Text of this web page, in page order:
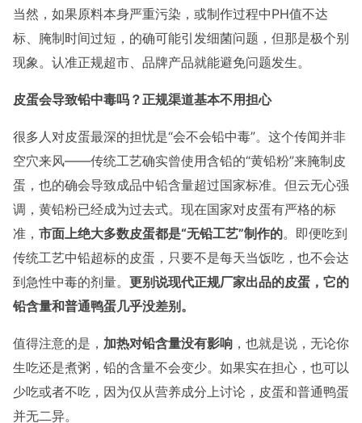
当然，如果原料本身严重污染，或制作过程中PH值不达
标、腌制时间过短，的确可能引发细菌问题，但那是极个别
现象。认准正规超市、品牌产品就能避免问题发生。
皮蛋会导致铅中毒吗？正规渠道基本不用担心
很多人对皮蛋最深的担忧是“会不会铅中毒”。这个传闻并非
空穴来风——传统工艺确实曾使用含铅的“黄铅粉”来腌制皮
蛋，也的确会导致成品中铅含量超过国家标准。但云无心强
调，黄铅粉已经成为过去式。现在国家对皮蛋有严格的标
准， 市面上绝大多数皮蛋都是“无铅工艺”制作的。即便吃到
传统工艺中铅超标的皮蛋，只要不是每天当饭吃，也不会达
到急性中毒的剂量。 更别说现代正规厂家出品的皮蛋，它的
铅含量和普通鸭蛋几乎没差别。
值得注意的是， 加热对铅含量没有影响 ，也就是说，无论你
生吃还是煮粥，铅的含量不会变少。如果实在担心，也可以
少吃或者不吃，因为仅从营养成分上讨论，皮蛋和普通鸭蛋
并无二异。